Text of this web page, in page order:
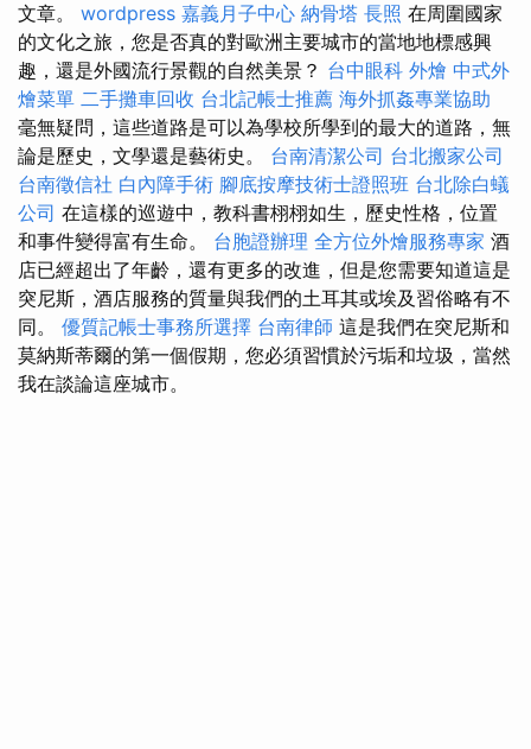
文章。 wordpress 嘉義月子中心 納骨塔 長照 在周圍國家
的文化之旅，您是否真的對歐洲主要城市的當地地標感興
趣，還是外國流行景觀的自然美景？ 台中眼科 外燴 中式外
燴菜單 二手攤車回收 台北記帳士推薦 海外抓姦專業協助
毫無疑問，這些道路是可以為學校所學到的最大的道路，無
論是歷史，文學還是藝術史。 台南清潔公司 台北搬家公司
台南徵信社 白內障手術 腳底按摩技術士證照班 台北除白蟻
公司 在這樣的巡遊中，教科書栩栩如生，歷史性格，位置
和事件變得富有生命。 台胞證辦理 全方位外燴服務專家 酒
店已經超出了年齡，還有更多的改進，但是您需要知道這是
突尼斯，酒店服務的質量與我們的土耳其或埃及習俗略有不
同。 優質記帳士事務所選擇 台南律師 這是我們在突尼斯和
莫納斯蒂爾的第一個假期，您必須習慣於污垢和垃圾，當然
我在談論這座城市。